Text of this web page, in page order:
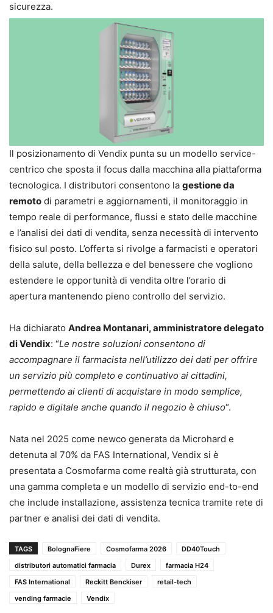
sicurezza.
Il posizionamento di Vendix punta su un modello service-
centrico che sposta il focus dalla macchina alla piattaforma
tecnologica. I distributori consentono la gestione da
remoto di parametri e aggiornamenti, il monitoraggio in
tempo reale di performance, flussi e stato delle macchine
e l’analisi dei dati di vendita, senza necessità di intervento
fisico sul posto. L’offerta si rivolge a farmacisti e operatori
della salute, della bellezza e del benessere che vogliono
estendere le opportunità di vendita oltre l’orario di
apertura mantenendo pieno controllo del servizio.
Ha dichiarato Andrea Montanari, amministratore delegato
di Vendix: “Le nostre soluzioni consentono di
accompagnare il farmacista nell’utilizzo dei dati per offrire
un servizio più completo e continuativo ai cittadini,
permettendo ai clienti di acquistare in modo semplice,
rapido e digitale anche quando il negozio è chiuso“.
Nata nel 2025 come newco generata da Microhard e
detenuta al 70% da FAS International, Vendix si è
presentata a Cosmofarma come realtà già strutturata, con
una gamma completa e un modello di servizio end-to-end
che include installazione, assistenza tecnica tramite rete di
partner e analisi dei dati di vendita.
TAGS BolognaFiere Cosmofarma 2026
DD40Touch
distributori automatici farmacia
Durex
farmacia H24
FAS International
Reckitt Benckiser
retail-tech
vending farmacie
Vendix